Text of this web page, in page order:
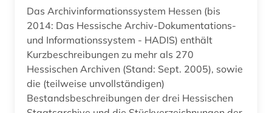
galloromanistik (1)
gebäude (1)
geisteswissenschaften (16)
Das Archivinformationssystem Hessen (bis
2014: Das Hessische Archiv-Dokumentations-
und Informationssystem - HADIS) enthält
Kurzbeschreibungen zu mehr als 270
Hessischen Archiven (Stand: Sept. 2005), sowie
die (teilweise unvollständigen)
Bestandsbeschreibungen der drei Hessischen